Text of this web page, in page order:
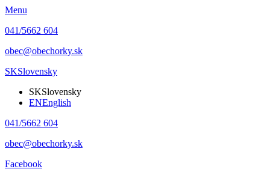
Menu
041/5662 604
obec@obechorky.sk
SKSlovensky
SKSlovensky
ENEnglish
041/5662 604
obec@obechorky.sk
Facebook